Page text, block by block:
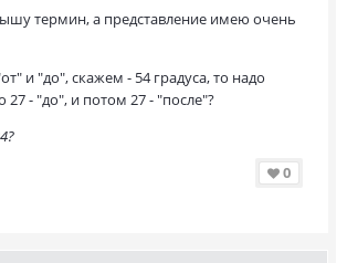
термин, а представление имею очень
и "до", скажем - 54 градуса, то надо
27 - "до", и потом 27 - "после"?
0